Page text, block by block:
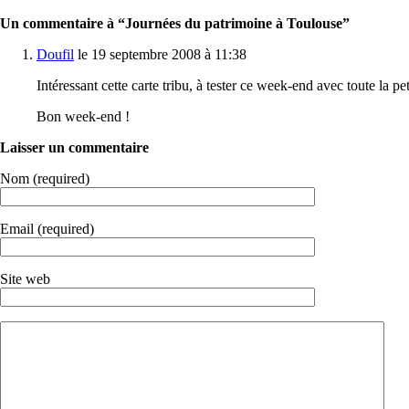
Un commentaire à “Journées du patrimoine à Toulouse”
Doufil le 19 septembre 2008 à 11:38
Intéressant cette carte tribu, à tester ce week-end avec toute la
Bon week-end !
Laisser un commentaire
Nom (required)
Email (required)
Site web